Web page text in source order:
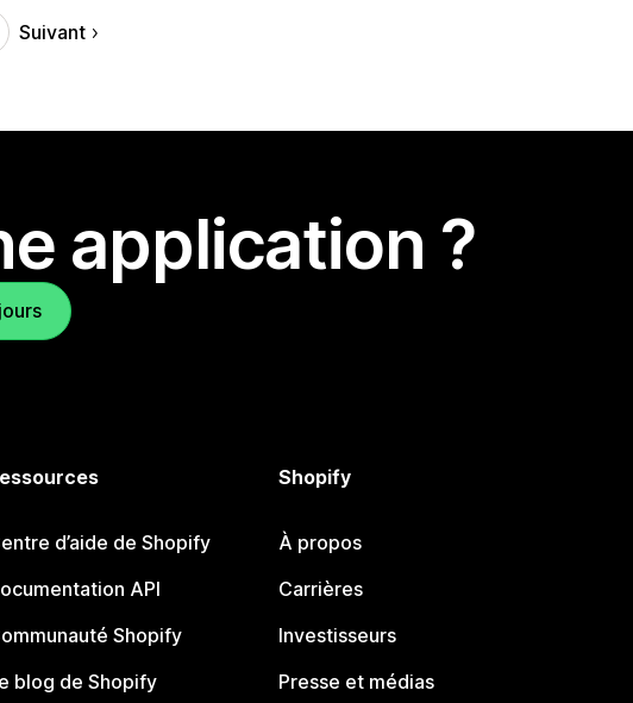
Suivant
application ?
d’aide de Shopify
API
Shopify
blog de Shopify
Shopify
À propos
Carrières
Investisseurs
Presse et médias